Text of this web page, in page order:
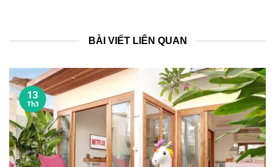
BÀI VIẾT LIÊN QUAN
13
Th3